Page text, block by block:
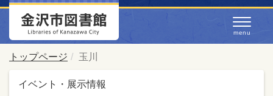
トップページ 玉川
イベント・展示情報